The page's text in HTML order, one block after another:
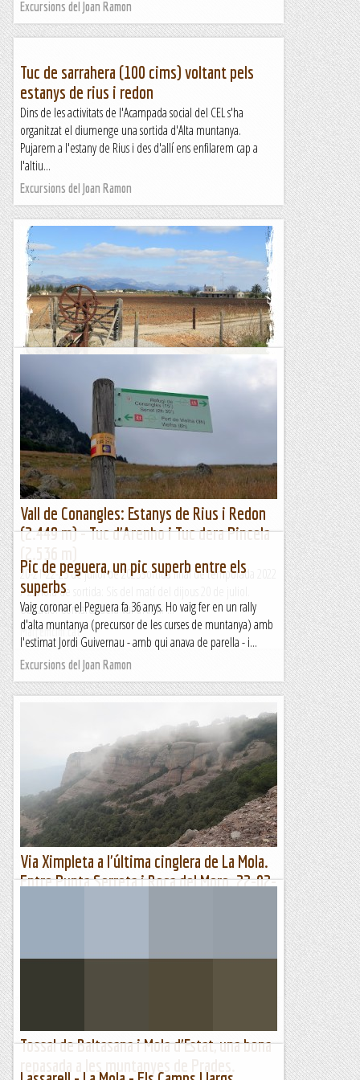
Excursions del Joan Ramon
Tuc de sarrahera (100 cims) voltant pels
estanys de rius i redon
Dins de les activitats de l'Acampada social del CEL s'ha
organitzat el diumenge una sortida d'Alta muntanya.
Pujarem a l'estany de Rius i des d'allí ens enfilarem cap a
l'altiu...
Excursions del Joan Ramon
Camins de Biniali, entre la Garriga d’Amunt
y Biniagual
TrailRunningMallorca – Correr por la isla de Mallorca
Vall de Conangles: Estanys de Rius i Redon
(2.449 m) - Tuc d'Arenho i Tuc dera Pincela
20-21-22-23 de juliol de 2023Sortida final de temporada 2022
/ 23Hora de sortida: Sis del matí del dijous 20 de juliol.
Ubicació: Comarca dera Val d’Aran. ...
Maifemcim.cat
Pic de peguera, un pic superb entre els
superbs
Vaig coronar el Peguera fa 36 anys. Ho vaig fer en un rally
d'alta muntanya (precursor de les curses de muntanya) amb
l'estimat Jordi Guivernau - amb qui anava de parella - i...
Excursions del Joan Ramon
Via Ximpleta a l'última cinglera de La Mola.
Entre Punta Serreta i Roca del Moro. 22-02-
...
Tossal de Baltasana i Mola d'Estat, una bona